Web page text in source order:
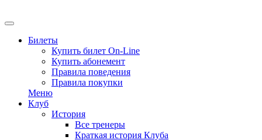
Билеты
Купить билет On-Line
Купить абонемент
Правила поведения
Правила покупки
Меню
Клуб
История
Все тренеры
Краткая история Клуба